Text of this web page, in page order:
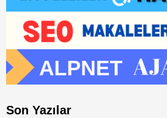
Son Yazılar